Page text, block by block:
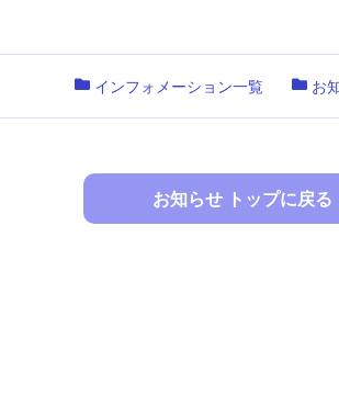
インフォメーション一覧 お
お知らせ トップに戻る